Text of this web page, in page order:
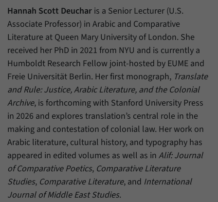
Hannah Scott Deuchar is a Senior Lecturer (U.S.
Associate Professor) in Arabic and Comparative
Literature at Queen Mary University of London. She
received her PhD in 2021 from NYU and is currently a
Humboldt Research Fellow joint-hosted by EUME and
Freie Universität Berlin. Her first monograph, Translate
and Rule: Justice, Arabic Literature, and the Colonial
Archive, is forthcoming with Stanford University Press
in 2026 and explores translation’s central role in the
making and contestation of colonial law. Her work on
Arabic literature, cultural history, and typography has
appeared in edited volumes as well as in Alif: Journal
of Comparative Poetics, Comparative Literature
Studies, Comparative Literature, and International
Journal of Middle East Studies.
Zweck
Besuchern auf unserer Internetseite
speichern.